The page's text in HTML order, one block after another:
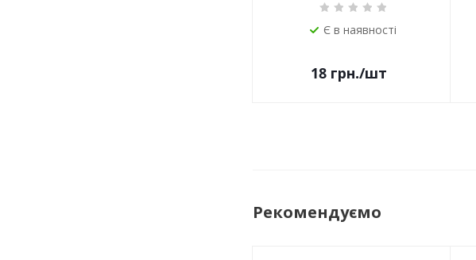
Є в наявності
18 грн./шт
Рекомендуємо